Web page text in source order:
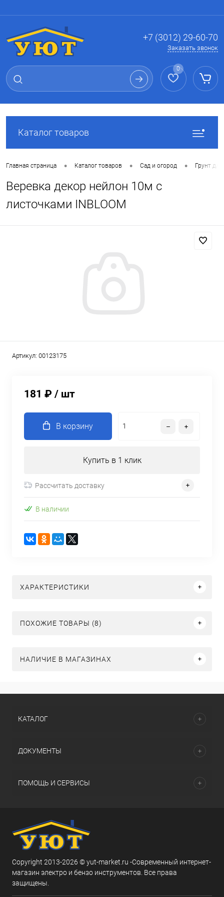
+7 (3012) 29-60-70
Заказать звонок
0
Каталог товаров
Главная страница • Каталог товаров • Сад и огород • Грунт д/
Веревка декор нейлон 10м с
листочками INBLOOM
Артикул: 00123175
181 ₽ / шт
В корзину
Купить в 1 клик
Рассчитать доставку
В наличии
ХАРАКТЕРИСТИКИ
ПОХОЖИЕ ТОВАРЫ (8)
НАЛИЧИЕ В МАГАЗИНАХ
КАТАЛОГ
ДОКУМЕНТЫ
ПОМОЩЬ И СЕРВИСЫ
Copyright 2013-2026 © yut-market.ru -Современный интернет-
магазин электро и бензо инструментов. Все права
защищены.